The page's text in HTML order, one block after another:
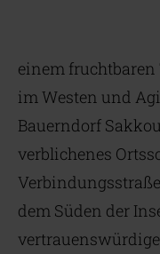
einem
im Westen und
Bauerndorf
verblichenes
dem Süden der